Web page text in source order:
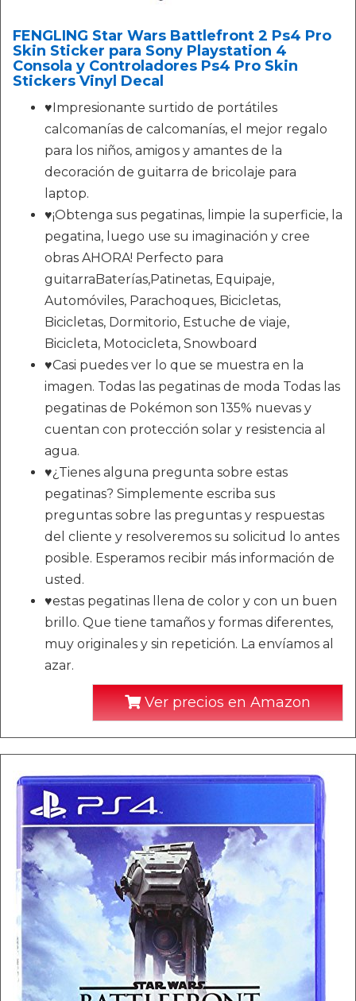
FENGLING Star Wars Battlefront 2 Ps4 Pro
Skin Sticker para Sony Playstation 4
Consola y Controladores Ps4 Pro Skin
Stickers Vinyl Decal
♥Impresionante surtido de portátiles
calcomanías de calcomanías, el mejor regalo
para los niños, amigos y amantes de la
decoración de guitarra de bricolaje para
laptop.
♥¡Obtenga sus pegatinas, limpie la superficie, la
pegatina, luego use su imaginación y cree
obras AHORA! Perfecto para
guitarraBaterías,Patinetas, Equipaje,
Automóviles, Parachoques, Bicicletas,
Bicicletas, Dormitorio, Estuche de viaje,
Bicicleta, Motocicleta, Snowboard
♥Casi puedes ver lo que se muestra en la
imagen. Todas las pegatinas de moda Todas las
pegatinas de Pokémon son 135% nuevas y
cuentan con protección solar y resistencia al
agua.
♥¿Tienes alguna pregunta sobre estas
pegatinas? Simplemente escriba sus
preguntas sobre las preguntas y respuestas
del cliente y resolveremos su solicitud lo antes
posible. Esperamos recibir más información de
usted.
♥estas pegatinas llena de color y con un buen
brillo. Que tiene tamaños y formas diferentes,
muy originales y sin repetición. La envíamos al
azar.
Ver precios en Amazon